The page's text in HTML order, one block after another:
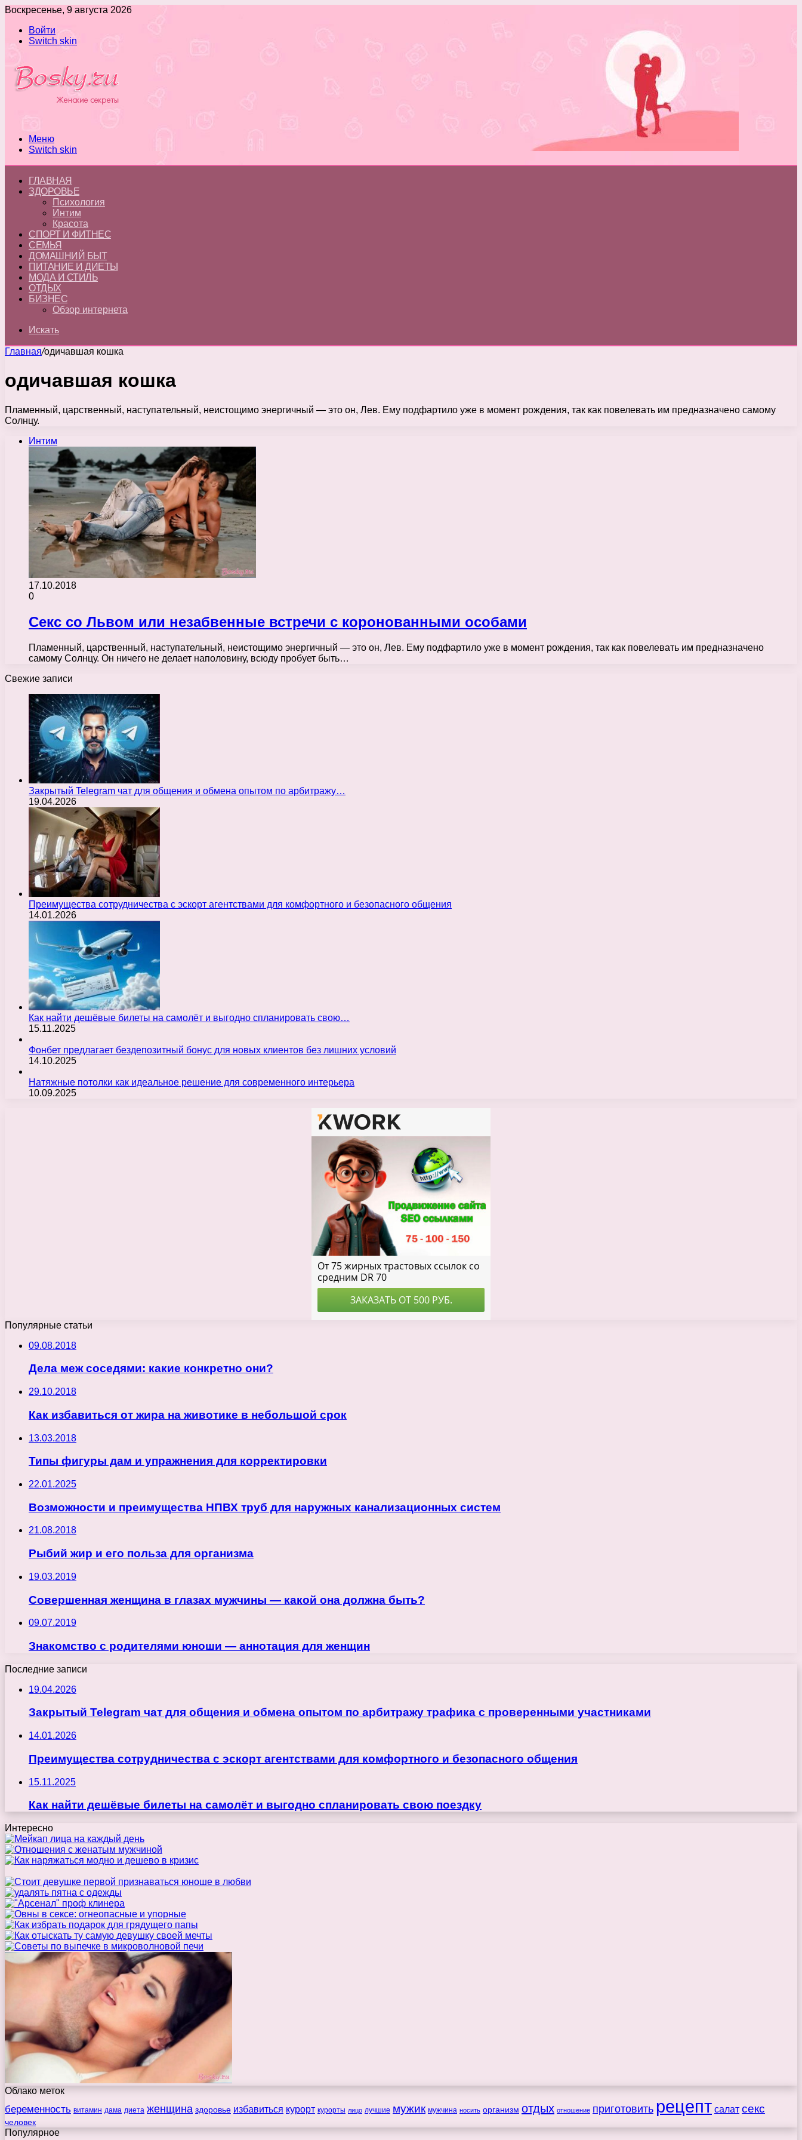
Воскресенье, 9 августа 2026
Войти
Switch skin
Меню
Switch skin
ГЛАВНАЯ
ЗДОРОВЬЕ
Психология
Интим
Красота
СПОРТ И ФИТНЕС
СЕМЬЯ
ДОМАШНИЙ БЫТ
ПИТАНИЕ И ДИЕТЫ
МОДА И СТИЛЬ
ОТДЫХ
БИЗНЕС
Обзор интернета
Искать
Главная/одичавшая кошка
одичавшая кошка
Пламенный, царственный, наступательный, неистощимо энергичный — это он, Лев. Ему подфартило уже в момент рождения, так как повелевать им предназначено самому
Солнцу.
Интим
17.10.2018
0
Секс со Львом или незабвенные встречи с коронованными особами
Пламенный, царственный, наступательный, неистощимо энергичный — это он, Лев. Ему подфартило уже в момент рождения, так как повелевать им предназначено
самому Солнцу. Он ничего не делает наполовину, всюду пробует быть…
Свежие записи
Закрытый Telegram чат для общения и обмена опытом по арбитражу…
19.04.2026
Преимущества сотрудничества с эскорт агентствами для комфортного и безопасного общения
14.01.2026
Как найти дешёвые билеты на самолёт и выгодно спланировать свою…
15.11.2025
Фонбет предлагает бездепозитный бонус для новых клиентов без лишних условий
14.10.2025
Натяжные потолки как идеальное решение для современного интерьера
10.09.2025
Популярные статьи
09.08.2018
Дела меж соседями: какие конкретно они?
29.10.2018
Как избавиться от жира на животике в небольшой срок
13.03.2018
Типы фигуры дам и упражнения для корректировки
22.01.2025
Возможности и преимущества НПВХ труб для наружных канализационных систем
21.08.2018
Рыбий жир и его польза для организма
19.03.2019
Совершенная женщина в глазах мужчины — какой она должна быть?
09.07.2019
Знакомство с родителями юноши — аннотация для женщин
Последние записи
19.04.2026
Закрытый Telegram чат для общения и обмена опытом по арбитражу трафика с проверенными участниками
14.01.2026
Преимущества сотрудничества с эскорт агентствами для комфортного и безопасного общения
15.11.2025
Как найти дешёвые билеты на самолёт и выгодно спланировать свою поездку
Интересно
Облако меток
беременность витамин дама диета женщина здоровье избавиться курорт курорты лицо лучшие мужик мужчина носить организм отдых отношение приготовить рецепт салат секс
человек
Популярное